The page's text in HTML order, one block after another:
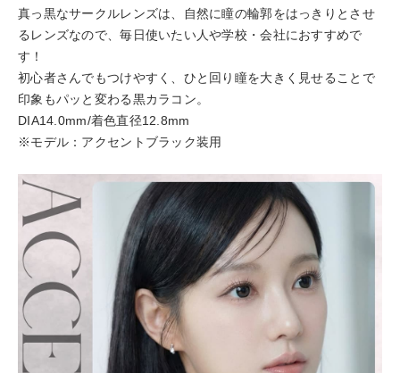
真っ黒なサークルレンズは、自然に瞳の輪郭をはっきりとさせ
るレンズなので、毎日使いたい人や学校・会社におすすめで
す！
初心者さんでもつけやすく、ひと回り瞳を大きく見せることで
印象もパッと変わる黒カラコン。
DIA14.0mm/着色直径12.8mm
※モデル：アクセントブラック装用